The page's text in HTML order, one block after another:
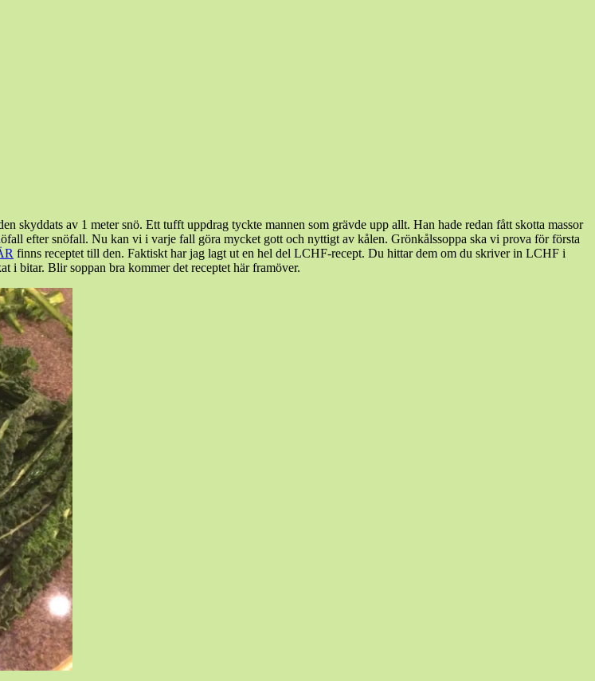
skyddats av 1 meter snö. Ett tufft uppdrag tyckte mannen som grävde upp allt. Han hade redan fått skotta massor
efter snöfall. Nu kan vi i varje fall göra mycket gott och nyttigt av kålen. Grönkålssoppa ska vi prova för första
finns receptet till den. Faktiskt har jag lagt ut en hel del LCHF-recept. Du hittar dem om du skriver in LCHF i
i bitar. Blir soppan bra kommer det receptet här framöver.